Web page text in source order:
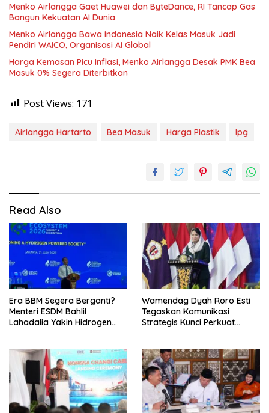
Menko Airlangga Gaet Huawei dan ByteDance, RI Tancap Gas
Bangun Kekuatan AI Dunia
Menko Airlangga Bawa Indonesia Naik Kelas Masuk Jadi
Pendiri WAICO, Organisasi AI Global
Harga Kemasan Picu Inflasi, Menko Airlangga Desak PMK Bea
Masuk 0% Segera Diterbitkan
Post Views: 171
Airlangga Hartarto Bea Masuk Harga Plastik lpg
Read Also
Era BBM Segera Berganti?
Menteri ESDM Bahlil
Lahadalia Yakin Hidrogen
Wamendag Dyah Roro Esti
Tegaskan Komunikasi
Strategis Kunci Perkuat